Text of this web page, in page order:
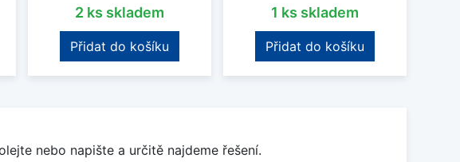
2 ks skladem
Přidat do košíku
1 ks skladem
Přidat do košíku
nebo napište a určitě najdeme řešení.